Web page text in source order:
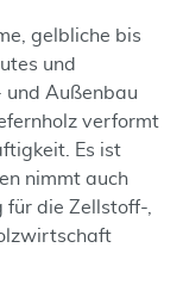
gelbliche bis
und
und Außenbau
verformt
Es ist
nimmt auch
die Zellstoff-,